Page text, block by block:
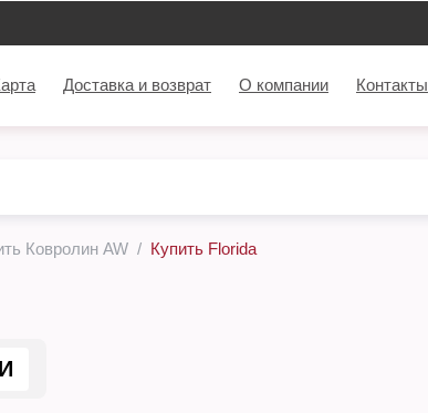
Доставка и возврат О компании Контакты
Ковролин AW Купить Florida